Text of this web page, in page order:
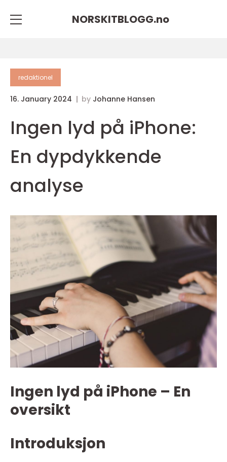
NORSKITBLOGG.no
redaktionel
16. January 2024 by Johanne Hansen
Ingen lyd på iPhone:
En dypdykkende
analyse
Ingen lyd på iPhone – En
oversikt
Introduksjon